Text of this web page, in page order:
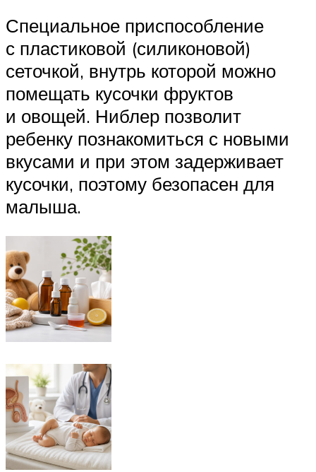
Специальное приспособление
с пластиковой (силиконовой)
сеточкой, внутрь которой можно
помещать кусочки фруктов
и овощей. Ниблер позволит
ребенку познакомиться с новыми
вкусами и при этом задерживает
кусочки, поэтому безопасен для
малыша.